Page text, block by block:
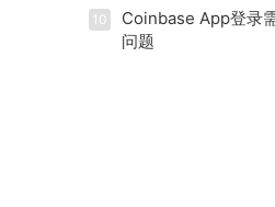
10
Coinbase App登录
问题